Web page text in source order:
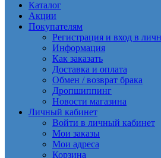
Каталог
Акции
Покупателям
Регистрация и вход в
Информация
Как заказать
Доставка и оплата
Обмен / возврат брака
Дропшиппинг
Новости магазина
Личный кабинет
Войти в личный кабинет
Мои заказы
Мои адреса
Корзина